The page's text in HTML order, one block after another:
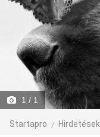
1 / 1
Startapro Hirdetések